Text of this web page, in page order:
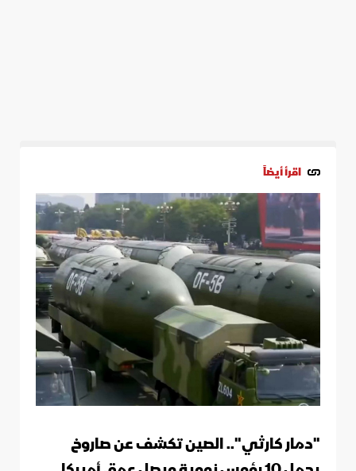
اقرأ أيضاً
"دمار كارثي".. الصين تكشف عن صاروخ